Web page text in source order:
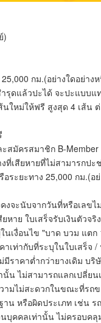
)
กม.(อย่างใดอย่าง
รุดแล้วปะได้ จะปะแบบแ
ใหม่ให้ฟรี สูงสุด 4 เส้น
มัครสมาชิก B-
เสียหายที่ไม่สามารกป
ระยะทาง 25,000 กม.(
จะนับจากวันที่หรือเลขไ
หาย ใบเสร็จรับเงินตัว
นเงื่อนไข "บาด บวม แ
ท่ากับที่ระบุในใบเสร็จ
ราคาต่ำกว่ายางเดิม
น ไม่สามารถแลกเปลี่
ามไม่สะดวกในขณะที่รถ
น หรือผิดประเภท เช่น ร
บุคคลเท่านั้น ไม่ครอบค